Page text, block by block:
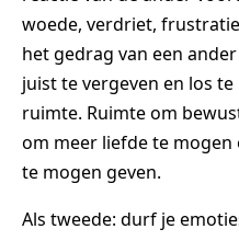
woede, verdriet,
het gedrag van een
juist te vergeven en los
ruimte. Ruimte om
om meer liefde te
te mogen geven.
Als tweede: durf je